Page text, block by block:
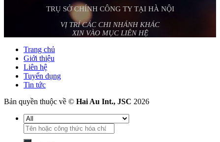
TRỤ SỞ CHÍNH CÔNG TY TẠI HÀ NỘI
VỊ TRÍ CÁC CHI NHÁNH KHÁC
XIN VÀO MỤC LIÊN HỆ
Trang chủ
Giới thiệu
Liên hệ
Tuyển dụng
Tin tức
Bản quyền thuộc về © Hai Au Int., JSC 2026
Tìm
kiếm: